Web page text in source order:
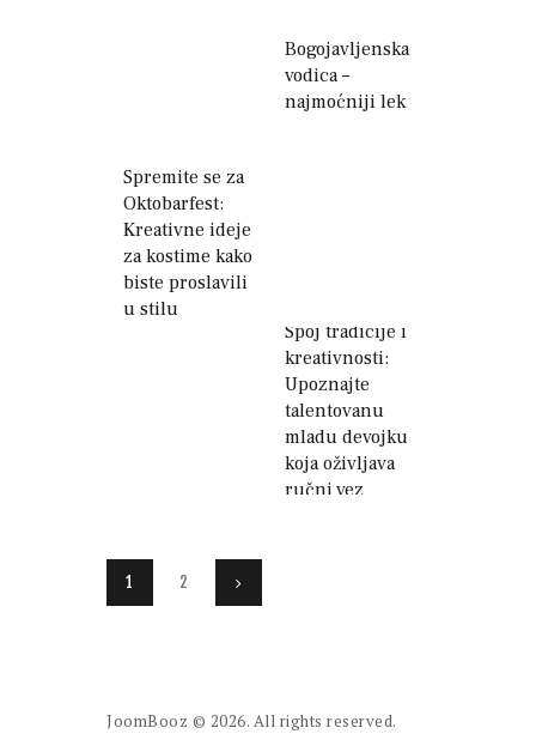
Bogojavljenska
vodica –
najmoćniji lek
Spremite se za
Oktobarfest:
Kreativne ideje
za kostime kako
biste proslavili
u stilu
Spoj tradicije i
kreativnosti:
Upoznajte
talentovanu
mladu devojku
koja oživljava
ručni vez
Paginacija
članaka
PAGE
1 PAGE
2
JoomBooz © 2026. All rights reserved.